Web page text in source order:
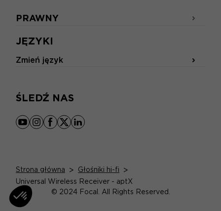
JĘZYKI
Zmień język
ŚLEDŹ NAS
youtube
instagram
facebook
x linkedin
PRAWNY
Strona główna > Głośniki hi-fi >
Universal Wireless Receiver - aptX
© 2024 Focal. All Rights Reserved.